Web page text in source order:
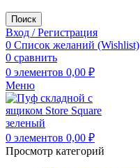
Поиск
Вход / Регистрация
0 Список желаний (Wishlist)
0 сравнить
0 элементов 0,00 ₽
Меню
0 элементов 0,00 ₽
Просмотр категорий